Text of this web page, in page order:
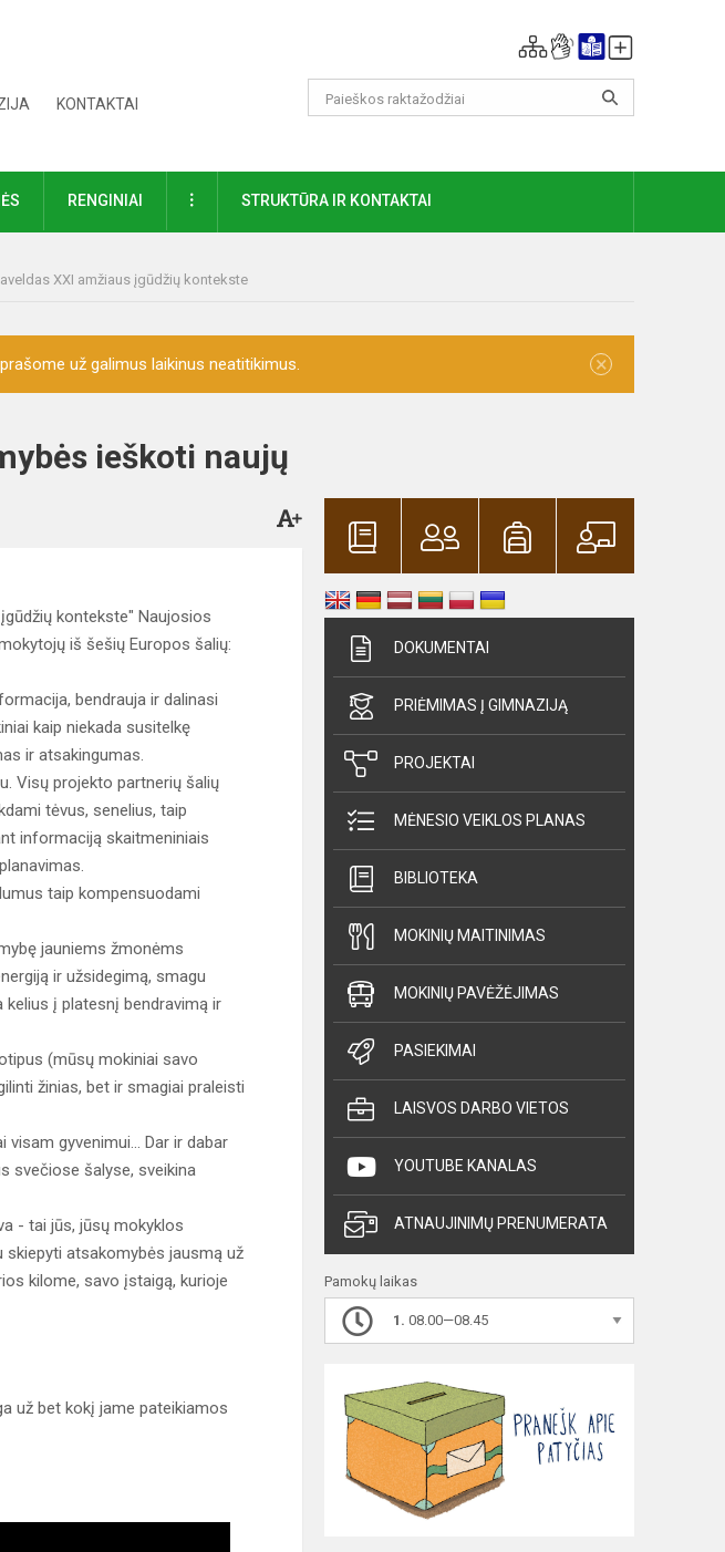
KONTAKTAI
RENGINIAI DAUGIAUSTRUKTŪRA IR KONTAKTAI
XXI amžiaus įgūdžių kontekste
už galimus laikinus neatitikimus. ×
ieškoti naujų
kontekste" Naujosios
iš šešių Europos šalių:
bendrauja ir dalinasi
kaip niekada susitelkę
ir atsakingumas.
Visų projekto partnerių šalių
tėvus, senelius, taip
informaciją skaitmeniniais
taip kompensuodami
jauniems žmonėms
ir užsidegimą, smagu
kelius į platesnį bendravimą ir
(mūsų mokiniai savo
žinias, bet ir smagiai praleisti
gyvenimui... Dar ir dabar
svečiose šalyse, sveikina
- tai jūs, jūsų mokyklos
skiepyti atsakomybės jausmą už
kilome, savo įstaigą, kurioje
už bet kokį jame pateikiamos
DOKUMENTAI
PRIĖMIMAS Į GIMNAZIJĄ
PROJEKTAI
MĖNESIO VEIKLOS PLANAS
BIBLIOTEKA
MOKINIŲ MAITINIMAS
MOKINIŲ PAVĖŽĖJIMAS
PASIEKIMAI
LAISVOS DARBO VIETOS
YOUTUBE KANALAS
ATNAUJINIMŲ PRENUMERATA
Pamokų laikas
1. 08.00—08.45